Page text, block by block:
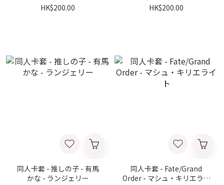
HK$200.00
ャ・フォージャー
HK$200.00
同人卡套 - 推しの子 - 有馬
かな - ランジェリー
同人卡套 - Fate/Grand
Order - マシュ・キリエライ